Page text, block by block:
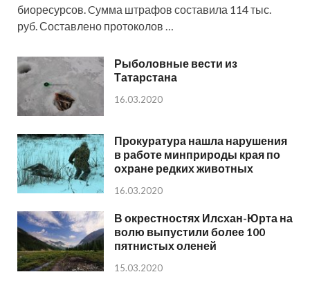
биоресурсов. Cумма штрафов составила 114 тыс.
руб. Составлено протоколов …
Рыболовные вести из
Татарстана
16.03.2020
Прокуратура нашла нарушения
в работе минприроды края по
охране редких животных
16.03.2020
В окрестностях Илсхан-Юрта на
волю выпустили более 100
пятнистых оленей
15.03.2020